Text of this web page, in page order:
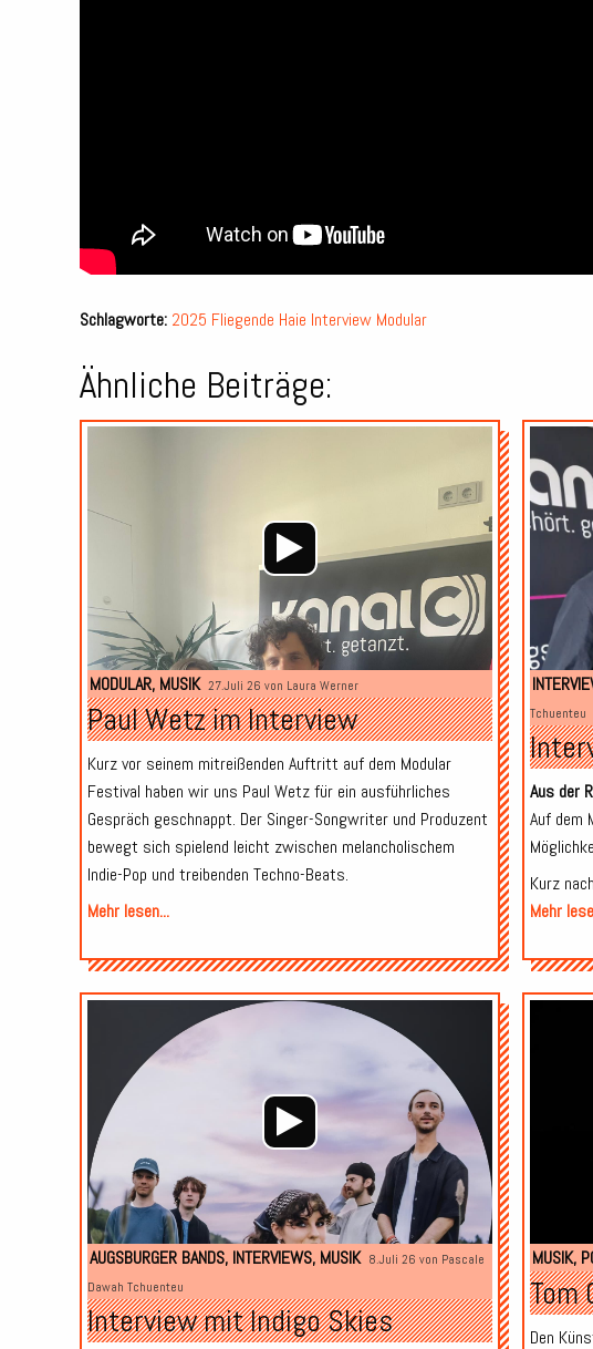
Schlagworte: 2025 Fliegende Haie Interview Modular
Ähnliche Beiträge:
Audio-
Player
MODULAR, MUSIK 27.Juli 26 von Laura Werner
Paul Wetz im Interview
Kurz vor seinem mitreißenden Auftritt auf dem Modular
Festival haben wir uns Paul Wetz für ein ausführliches
Gespräch geschnappt. Der Singer-Songwriter und Produzent
bewegt sich spielend leicht zwischen melancholischem
Indie-Pop und treibenden Techno-Beats.
Mehr lesen...
Tchuenteu
Aus der
Auf dem
Kurz
Mehr
Audio-
Player
AUGSBURGER BANDS, INTERVIEWS, MUSIK 8.Juli 26 von Pascale
Dawah Tchuenteu
Interview mit Indigo Skies
MUSIK,
Tom
Den